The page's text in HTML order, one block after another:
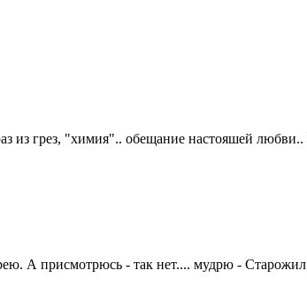
из грез, "химия".. обещание настояшей
А присмотрюсь - так нет.... мудрю -